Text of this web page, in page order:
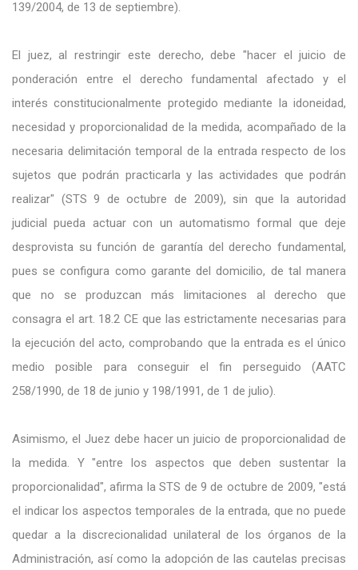
139/2004, de 13 de septiembre).
El juez, al restringir este derecho, debe "hacer el juicio de
ponderación entre el derecho fundamental afectado y el
interés constitucionalmente protegido mediante la idoneidad,
necesidad y proporcionalidad de la medida, acompañado de la
necesaria delimitación temporal de la entrada respecto de los
sujetos que podrán practicarla y las actividades que podrán
realizar" (STS 9 de octubre de 2009), sin que la autoridad
judicial pueda actuar con un automatismo formal que deje
desprovista su función de garantía del derecho fundamental,
pues se configura como garante del domicilio, de tal manera
que no se produzcan más limitaciones al derecho que
consagra el art. 18.2 CE que las estrictamente necesarias para
la ejecución del acto, comprobando que la entrada es el único
medio posible para conseguir el fin perseguido (AATC
258/1990, de 18 de junio y 198/1991, de 1 de julio).
Asimismo, el Juez debe hacer un juicio de proporcionalidad de
la medida. Y "entre los aspectos que deben sustentar la
proporcionalidad", afirma la STS de 9 de octubre de 2009, "está
el indicar los aspectos temporales de la entrada, que no puede
quedar a la discrecionalidad unilateral de los órganos de la
Administración, así como la adopción de las cautelas precisas